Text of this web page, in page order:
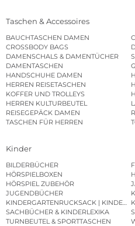
Taschen & Accessoires
BAUCHTASCHEN DAMEN
CROSSBODY BAGS
DAMENSCHALS & DAMENTÜCHER
DAMENTASCHEN
HANDSCHUHE DAMEN
HERREN REISETASCHEN
KOFFER UND TROLLEYS
HERREN KULTURBEUTEL
REISEGEPÄCK DAMEN
TASCHEN FÜR HERREN
Kinder
BILDERBÜCHER
HÖRSPIELBOXEN
HÖRSPIEL ZUBEHÖR
JUGENDBÜCHER
KINDERGARTENRUCKSACK |
SACHBÜCHER & KINDERLEXIKA
TURNBEUTEL & SPORTTASCHEN